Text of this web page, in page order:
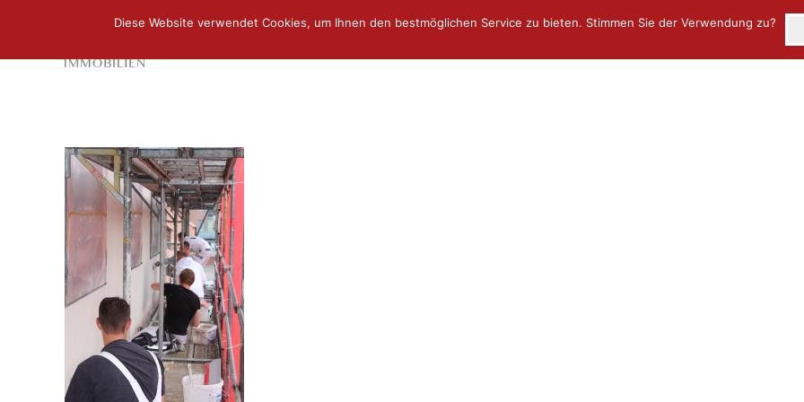
Diese Website verwendet Cookies, um Ihnen den bestmöglichen Service zu bieten. Stimmen Sie der Verwendung zu?